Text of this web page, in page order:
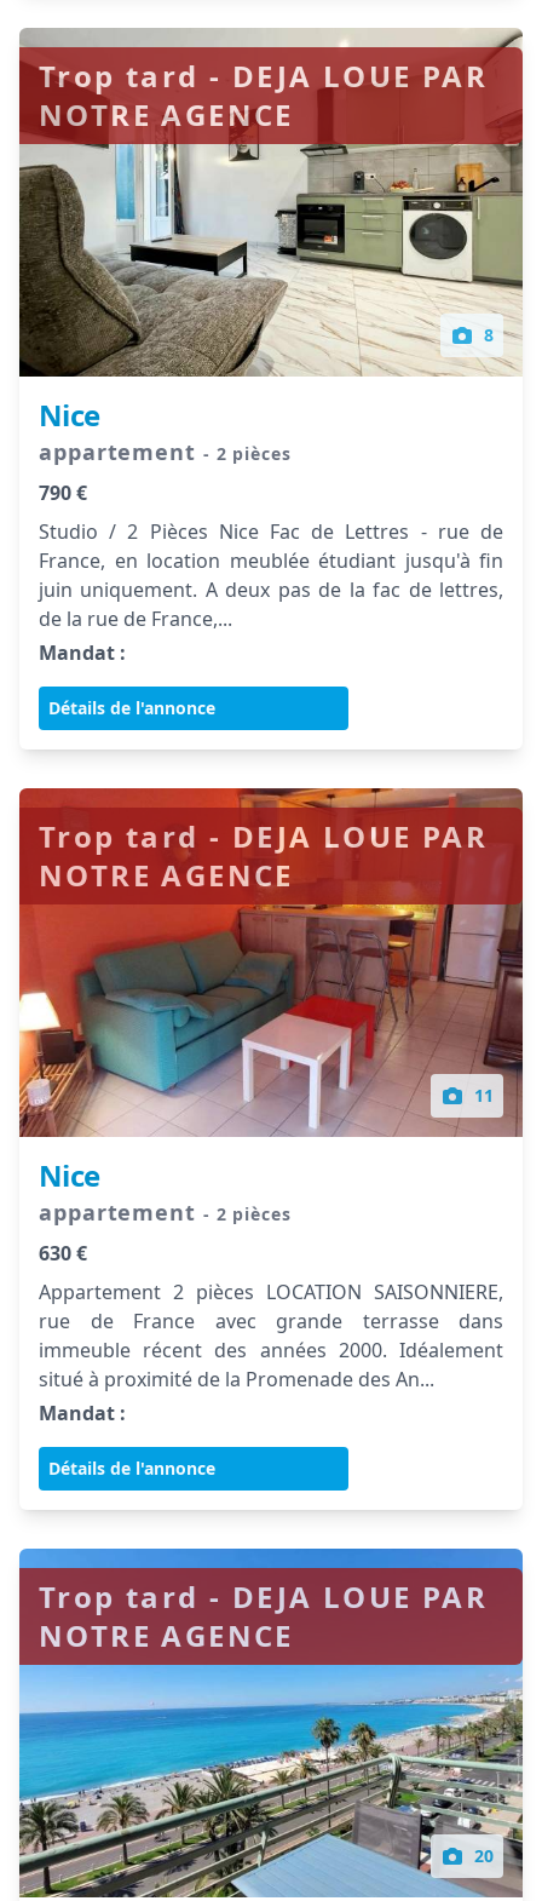
8
Trop tard - DEJA LOUE PAR
NOTRE AGENCE
Nice
appartement - 2 pièces
790 €
Studio / 2 Pièces Nice Fac de Lettres - rue de
France, en location meublée étudiant jusqu'à fin
juin uniquement. A deux pas de la fac de lettres,
de la rue de France,...
Mandat :
Détails de l'annonce
11
Trop tard - DEJA LOUE PAR
NOTRE AGENCE
Nice
appartement - 2 pièces
630 €
Appartement 2 pièces LOCATION SAISONNIERE,
rue de France avec grande terrasse dans
immeuble récent des années 2000. Idéalement
situé à proximité de la Promenade des An...
Mandat :
Détails de l'annonce
20
Trop tard - DEJA LOUE PAR
NOTRE AGENCE